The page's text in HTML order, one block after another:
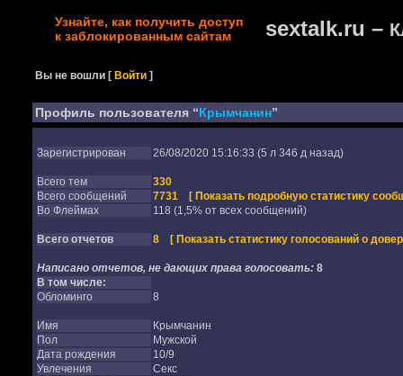
Узнайте, как получить доступ
к заблокированным сайтам
sextalk.ru –
Вы не вошли [Войти ]
Профиль пользователя “Крымчанин”
Зарегистрирован 26/08/2020 15:16:33 (5 л 346 д назад)
Всего тем
330
Всего сообщений
7731
[ Показать подробную статистику
Во Флеймах
118 (1,5% от всех сообщений)
Всего отчетов 8 [ Показать статистику голосований о
Написано отчетов, не дающих права голосовать: 8
В том числе:
Обломинго
8
Имя
Крымчанин
Пол
Мужской
Дата рождения
10/9
Увлечения
Секс